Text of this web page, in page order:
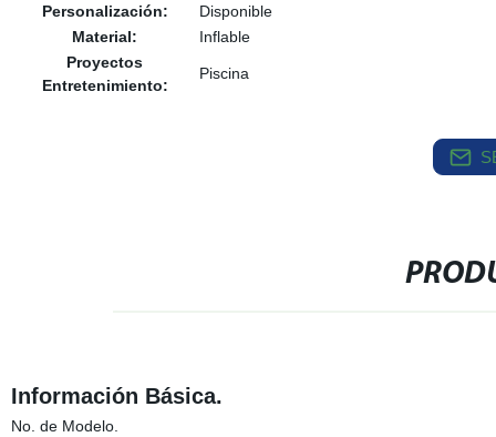
Personalización:
Disponible
Material:
Inflable
Proyectos
Entretenimiento:
Piscina
Información Básica.
No. de Modelo.